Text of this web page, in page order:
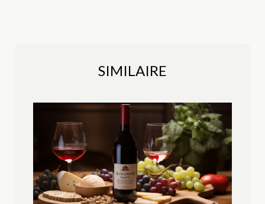
SIMILAIRE